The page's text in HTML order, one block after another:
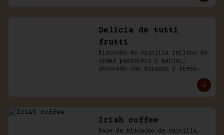
Delicia de tutti
frutti
Bizcocho de vainilla relleno de
crema pastelera y manjar,
decorado con durazno y fresa.
Irish coffee
Base de bizcocho de vainilla,